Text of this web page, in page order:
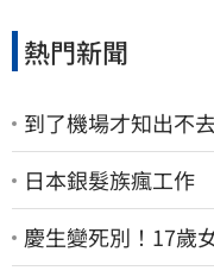
熱門新聞
到了機場才知出不
日本銀髮族瘋工作
慶生變死別！17歲